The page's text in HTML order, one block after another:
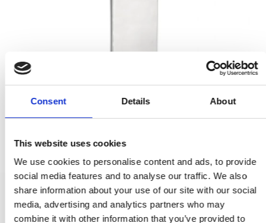
Consent Details About
This website uses cookies
We use cookies to personalise content and ads, to provide
social media features and to analyse our traffic. We also
share information about your use of our site with our social
media, advertising and analytics partners who may
combine it with other information that you’ve provided to
Langes Schild mit PZ-Zylinderloch - Poliertes Nickel - Modell
ESKAN - cc 92 mm